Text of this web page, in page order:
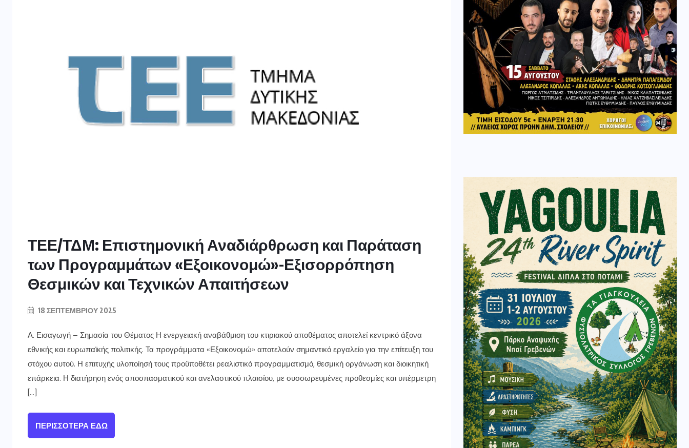
ΤΕΕ/ΤΔΜ: Επιστημονική Αναδιάρθρωση και Παράταση
των Προγραμμάτων «Εξοικονομώ»-Εξισορρόπηση
Θεσμικών και Τεχνικών Απαιτήσεων
18 ΣΕΠΤΕΜΒΡΊΟΥ 2025
Α. Εισαγωγή – Σημασία του Θέματος Η ενεργειακή αναβάθμιση του κτιριακού αποθέματος αποτελεί κεντρικό άξονα
εθνικής και ευρωπαϊκής πολιτικής. Τα προγράμματα «Εξοικονομώ» αποτελούν σημαντικό εργαλείο για την επίτευξη του
στόχου αυτού. Η επιτυχής υλοποίησή τους προϋποθέτει ρεαλιστικό προγραμματισμό, θεσμική οργάνωση και διοικητική
επάρκεια. Η διατήρηση ενός αποσπασματικού και ανελαστικού πλαισίου, με συσσωρευμένες προθεσμίες και υπέρμετρη
[…]
ΠΕΡΙΣΣΌΤΕΡΑ ΕΔΏ